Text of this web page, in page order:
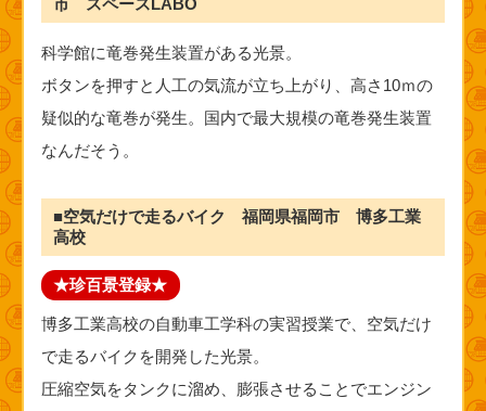
市 スペースLABO
科学館に竜巻発生装置がある光景。
ボタンを押すと人工の気流が立ち上がり、高さ10ｍの
疑似的な竜巻が発生。国内で最大規模の竜巻発生装置
なんだそう。
■空気だけで走るバイク 福岡県福岡市 博多工業
高校
★珍百景登録★
博多工業高校の自動車工学科の実習授業で、空気だけ
で走るバイクを開発した光景。
圧縮空気をタンクに溜め、膨張させることでエンジン